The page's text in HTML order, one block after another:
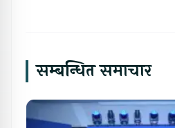
सम्बन्धित समाचार